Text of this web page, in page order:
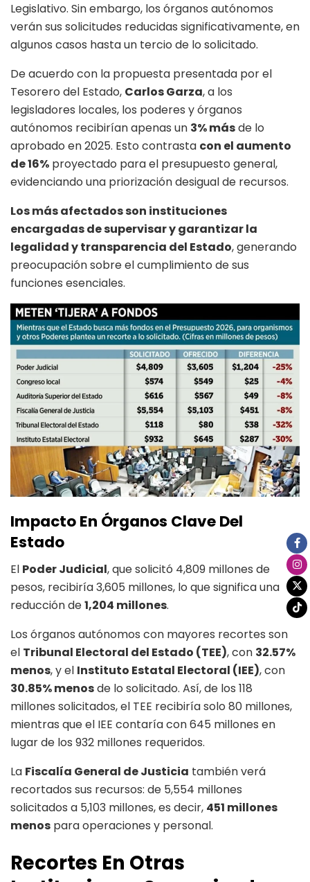
Legislativo. Sin embargo, los órganos autónomos
verán sus solicitudes reducidas significativamente, en
algunos casos hasta un tercio de lo solicitado.
De acuerdo con la propuesta presentada por el
Tesorero del Estado, Carlos Garza, a los
legisladores locales, los poderes y órganos
autónomos recibirían apenas un 3% másde lo
aprobado en 2025. Esto contrasta con el aumento
de 16% proyectado para el presupuesto general,
evidenciando una priorización desigual de recursos.
Los más afectados son instituciones
encargadas de supervisar y garantizar la
legalidad y transparencia del Estado, generando
preocupación sobre el cumplimiento de sus
funciones esenciales.
Impacto En Órganos Clave Del
Estado
El Poder Judicial, que solicitó 4,809 millones de
pesos, recibiría 3,605 millones, lo que significa una
reducción de1,204 millones.
Los órganos autónomos con mayores recortes son
el Tribunal Electoral del Estado (TEE), con 32.57%
menos, y el Instituto Estatal Electoral (IEE), con
30.85% menosde lo solicitado. Así, de los 118
millones solicitados, el TEE recibiría solo 80 millones,
mientras que el IEE contaría con 645 millones en
lugar de los 932 millones requeridos.
La Fiscalía General de Justicia también verá
recortados sus recursos: de 5,554 millones
solicitados a 5,103 millones, es decir, 451 millones
menos para operaciones y personal.
Recortes En Otras